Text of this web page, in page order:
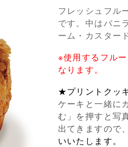
フレッシュフル
です。 中はバニ
ーム・カスター
※使用するフル
なります。
★プリントクッ
ケーキと一緒に
む」を押すと写
出てきますので、
いいたします。